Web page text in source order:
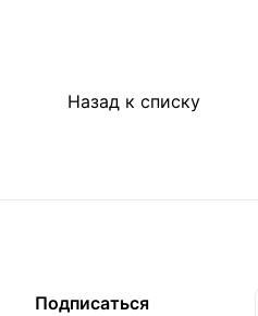
Назад к списку
Подписаться